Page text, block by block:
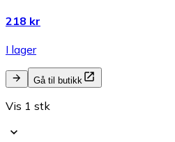
218 kr
I lager
Gå til butikk
Vis 1 stk